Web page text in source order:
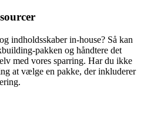
indholdsskaber in-house? Så kan
pakken og håndtere det
med vores sparring. Har du ikke
at vælge en pakke, der inkluderer